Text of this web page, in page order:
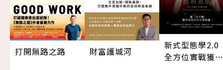
打開無路之路 財富護城河
新式型態學
全方位實戰獲利